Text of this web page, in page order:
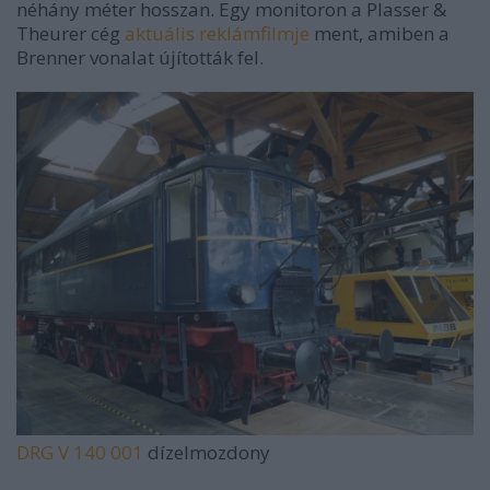
néhány méter hosszan. Egy monitoron a Plasser &
Theurer cég aktuális reklámfilmje ment, amiben a
Brenner vonalat újították fel.
DRG V 140 001 dízelmozdony